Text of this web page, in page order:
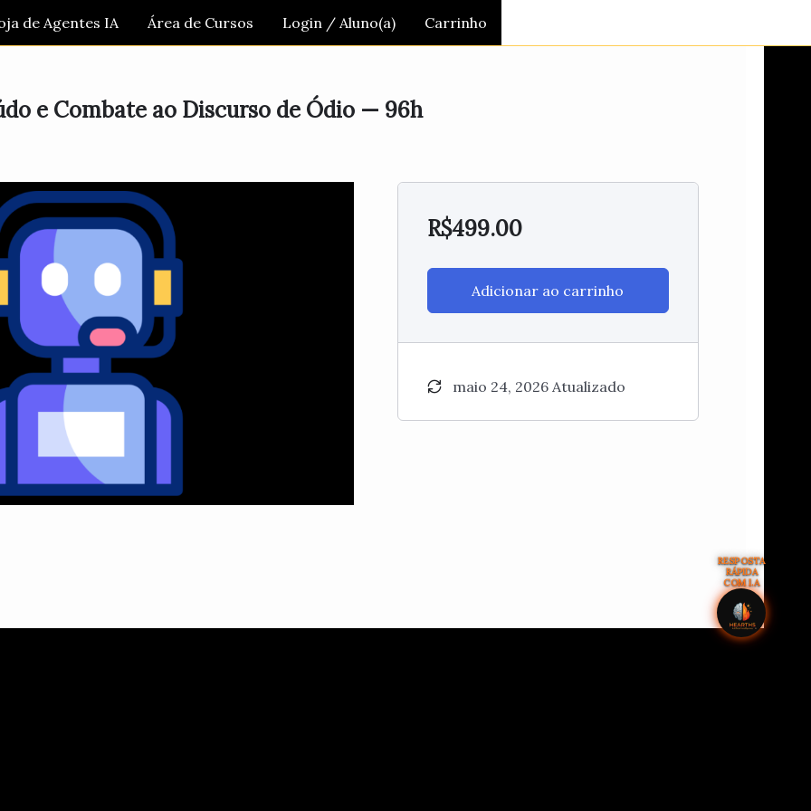
RESPOSTA
RÁPIDA
COM I.A
de Agentes IA Área de Cursos Login / Aluno(a) Carrinho
e Combate ao Discurso de Ódio — 96h
R$499.00
Adicionar ao carrinho
maio 24, 2026 Atualizado